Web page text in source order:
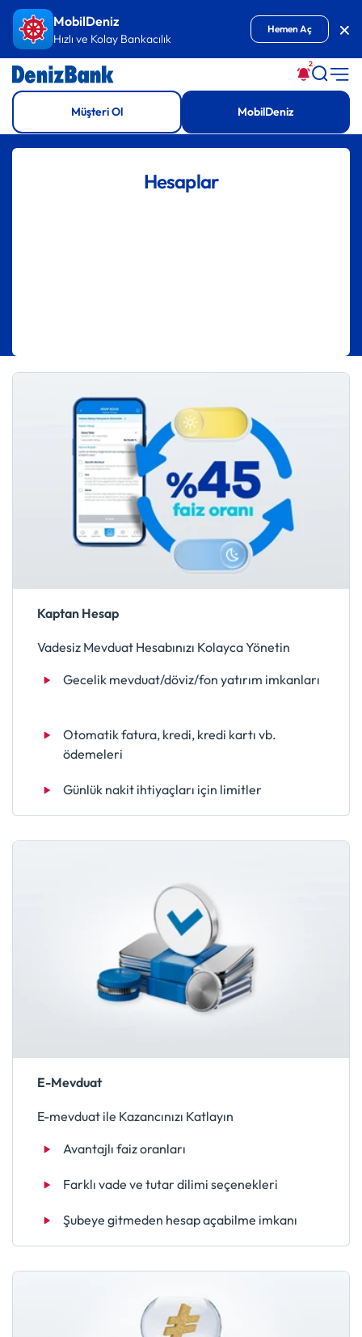
İçeriğe GitMobilDeniz
Hızlı ve Kolay Bankacılık
Hemen Aç
2
Müşteri Ol MobilDeniz
Hesaplar
Kaptan Hesap
Vadesiz Mevduat Hesabınızı Kolayca Yönetin
Gecelik mevduat/döviz/fon yatırım imkanları
Otomatik fatura, kredi, kredi kartı vb.
ödemeleri
Günlük nakit ihtiyaçları için limitler
E-Mevduat
E-mevduat ile Kazancınızı Katlayın
Avantajlı faiz oranları
Farklı vade ve tutar dilimi seçenekleri
Şubeye gitmeden hesap açabilme imkanı